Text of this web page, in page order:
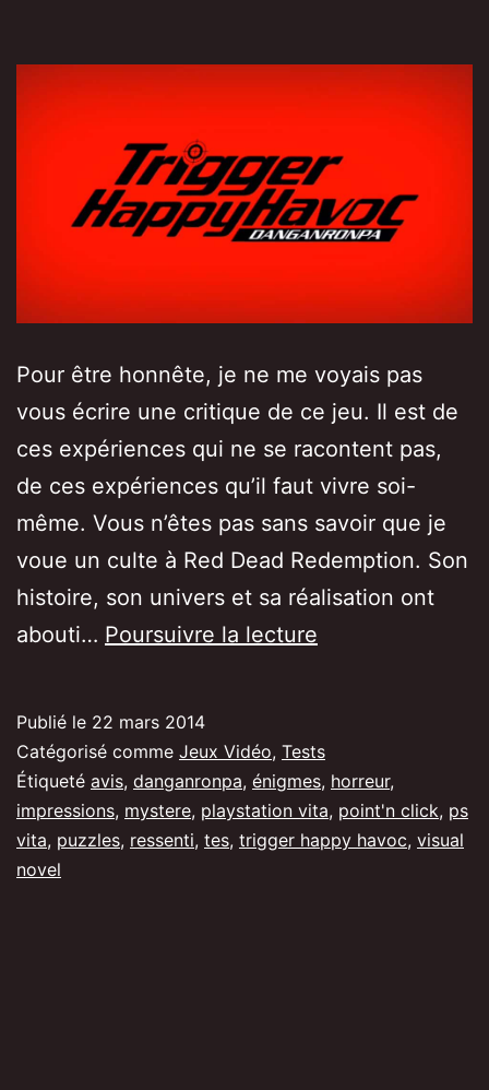
Pour être honnête, je ne me voyais pas
vous écrire une critique de ce jeu. Il est de
ces expériences qui ne se racontent pas,
de ces expériences qu’il faut vivre soi-
même. Vous n’êtes pas sans savoir que je
voue un culte à Red Dead Redemption. Son
histoire, son univers et sa réalisation ont
abouti… Poursuivre la lecture
LE
visual
novel
de
Publié le 22 mars 2014
Catégorisé comme Jeux Vidéo, Tests
Étiqueté avis, danganronpa, énigmes, horreur,
impressions, mystere, playstation vita, point'n click, ps
vita, puzzles, ressenti, tes, trigger happy havoc, visual
novel